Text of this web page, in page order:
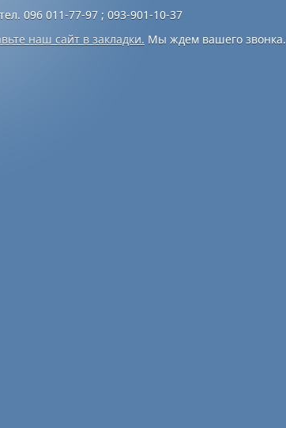
тел. 096 011-77-97 ; 093-901-10-37
наш сайт в закладки. Мы ждем вашего звонка.